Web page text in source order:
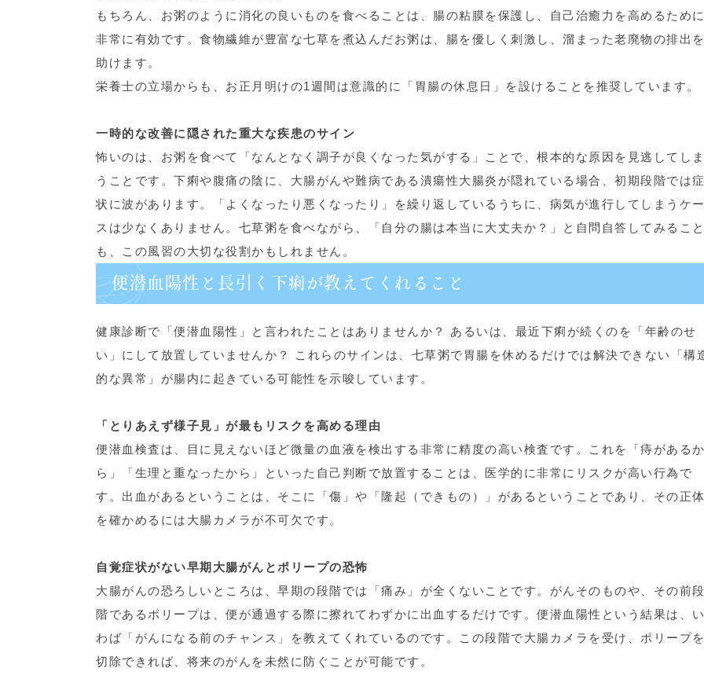
もちろん、お粥のように消化の良いものを食べることは、腸の粘膜を保護し、自己治癒力を高めるために
非常に有効です。食物繊維が豊富な七草を煮込んだお粥は、腸を優しく刺激し、溜まった老廃物の排出を
助けます。
栄養士の立場からも、お正月明けの1週間は意識的に「胃腸の休息日」を設けることを推奨しています。
一時的な改善に隠された重大な疾患のサイン
怖いのは、お粥を食べて「なんとなく調子が良くなった気がする」ことで、根本的な原因を見逃してしま
うことです。下痢や腹痛の陰に、大腸がんや難病である潰瘍性大腸炎が隠れている場合、初期段階では症
状に波があります。「よくなったり悪くなったり」を繰り返しているうちに、病気が進行してしまうケー
スは少なくありません。七草粥を食べながら、「自分の腸は本当に大丈夫か？」と自問自答してみること
も、この風習の大切な役割かもしれません。
便潜血陽性と長引く下痢が教えてくれること
健康診断で「便潜血陽性」と言われたことはありませんか？ あるいは、最近下痢が続くのを「年齢のせ
い」にして放置していませんか？ これらのサインは、七草粥で胃腸を休めるだけでは解決できない「構
的な異常」が腸内に起きている可能性を示唆しています。
「とりあえず様子見」が最もリスクを高める理由
便潜血検査は、目に見えないほど微量の血液を検出する非常に精度の高い検査です。これを「痔があるか
ら」「生理と重なったから」といった自己判断で放置することは、医学的に非常にリスクが高い行為で
す。出血があるということは、そこに「傷」や「隆起（できもの）」があるということであり、その正体
を確かめるには大腸カメラが不可欠です。
自覚症状がない早期大腸がんとポリープの恐怖
大腸がんの恐ろしいところは、早期の段階では「痛み」が全くないことです。がんそのものや、その前段
階であるポリープは、便が通過する際に擦れてわずかに出血するだけです。便潜血陽性という結果は、い
わば「がんになる前のチャンス」を教えてくれているのです。この段階で大腸カメラを受け、ポリープを
切除できれば、将来のがんを未然に防ぐことが可能です。